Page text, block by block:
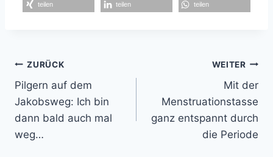
teilen teilen teilen
Beitragsnavigation
ZURÜCK
Pilgern auf dem
Jakobsweg: Ich bin
dann bald auch mal
weg…
WEITER
Mit der
Menstruationstasse
ganz entspannt durch
die Periode